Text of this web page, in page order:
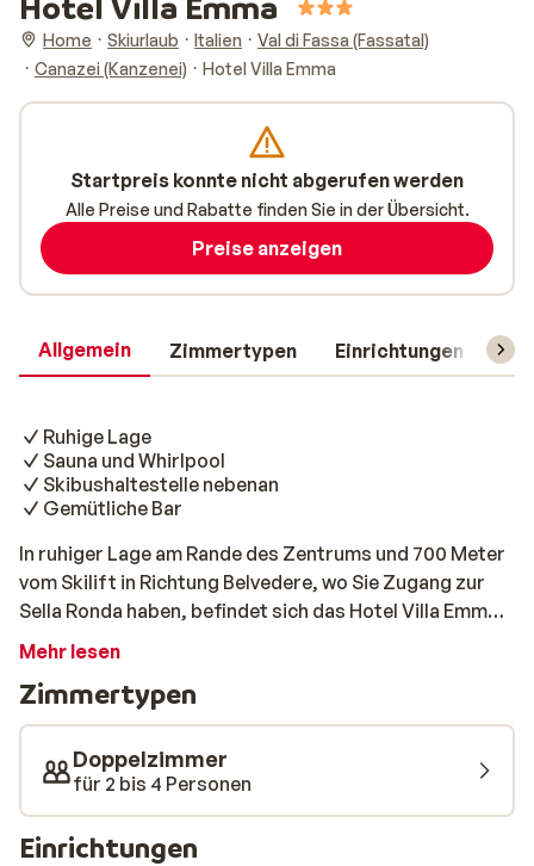
Home Skiurlaub Italien
Val di Fassa (Fassatal)
Canazei (Kanzenei)
Hotel Villa Emma
Allgemein Zimmertypen Einrichtungen
Ruhige Lage
Sauna und Whirlpool
Skibushaltestelle nebenan
Gemütliche Bar
In ruhiger Lage am Rande des Zentrums und 700 Meter
vom Skilift in Richtung Belvedere, wo Sie Zugang zur
Sella Ronda haben, befindet sich das Hotel Villa Emma.
Die Zimmer wurden renoviert und sind komfortabel
Essen und eine große Auswahl. Die Mitarbeiter werden
ihr Bestes geben, um Ihnen einen unvergesslichen
Urlaub zu bereiten. Sie können sich in der Sauna oder im
Whirlpool entspannen und anschließend an der Bar
einen Drink genießen.
Mehr lesen
Zimmertypen
Doppelzimmer
für 2 bis 4 Personen
Einrichtungen
Startpreis konnte nicht abgerufen werden
Alle Preise und Rabatte finden Sie in der Übersicht.
Preise anzeigen